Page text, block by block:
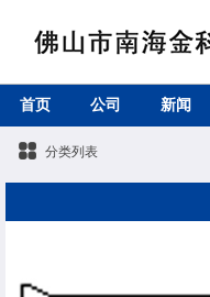
首页 公司 新闻
分类列表